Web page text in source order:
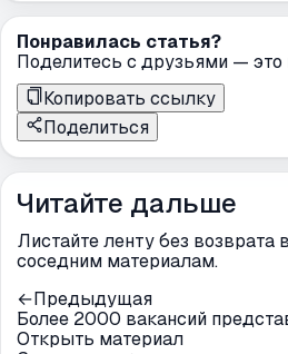
Понравилась статья?
Поделитесь с друзьями — это
Копировать ссылку
Поделиться
Читайте дальше
Листайте ленту без возврата
соседним материалам.
←Предыдущая
Более 2000 вакансий
Открыть материал